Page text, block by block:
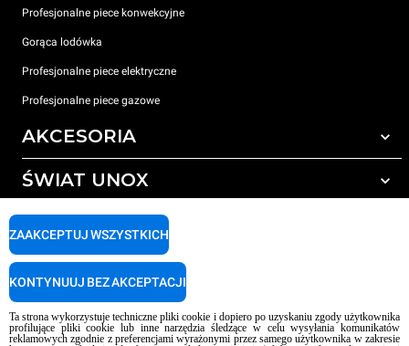
Profesjonalne piece konwekcyjne
Gorąca lodówka
Profesjonalne piece elektryczne
Profesjonalne piece gazowe
AKCESORIA
Wszystkie akcesoria
Detergenty do ręcznego mycia
Uzdatnianie wody z filtrem żywicznym
Uzdatnianie wody metodą odwróconej osmozy
ŚWIAT UNOX
LOKALIZATOR CENTRÓW SERWISOWYCH
AI Content Disclaimer
Privacy policy Cookie policy
Ta strona wykorzystuje techniczne pliki cookie i dopiero po uzyskaniu zgody użytkownika
profilujące pliki cookie lub inne narzędzia śledzące w celu wysyłania komunikatów
reklamowych zgodnie z preferencjami wyrażonymi przez samego użytkownika w zakresie
ZAAKCEPTUJ WSZYSTKICH
KONTYNUUJ BEZ AKCEPTACJI